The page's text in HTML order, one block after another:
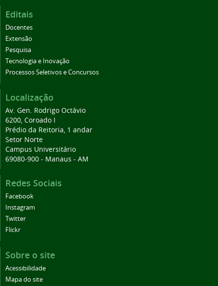
Editais
Docentes
Extensão
Pesquisa
Tecnologia e Inovação
Processos Seletivos e Concursos
Localização
Av. Gen. Rodrigo Octávio
6200, Coroado I
Prédio da Reitoria, 1 andar
Setor Norte
Campus Universitário
69080-900 - Manaus - AM
Redes Sociais
Facebook
Instagram
Twitter
Flickr
Sobre o site
Acessibilidade
Mapa do site